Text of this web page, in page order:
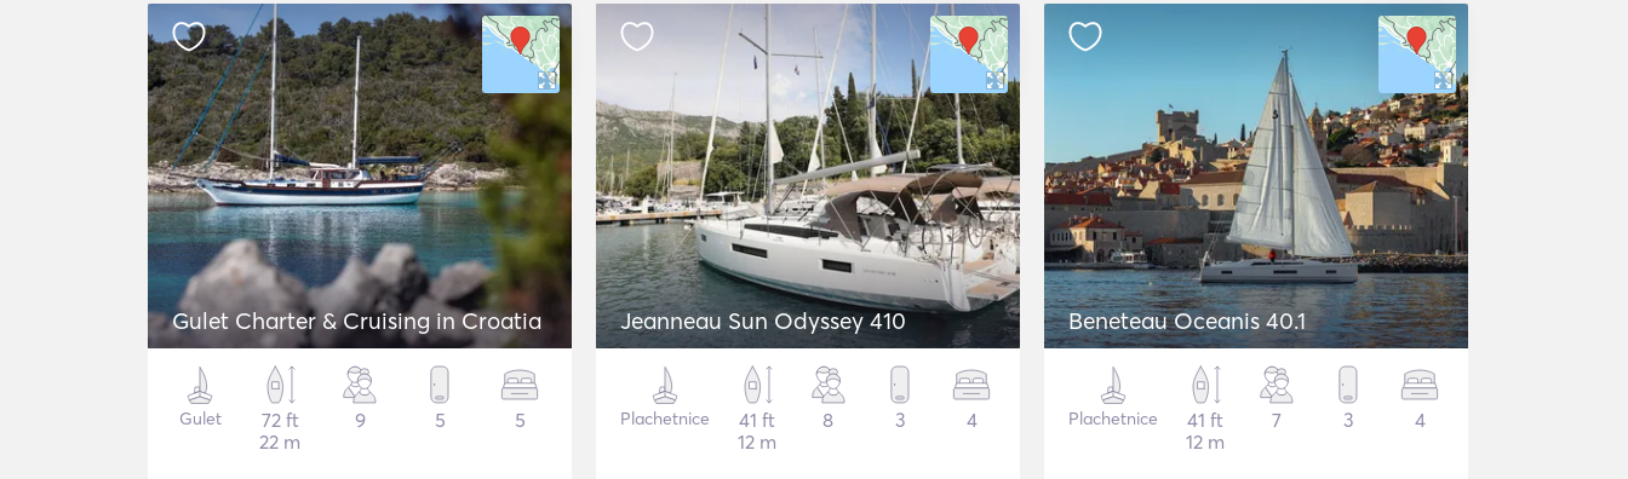
Gulet Charter & Cruising in Croatia
Gulet
72 ft
22 m
9 5 5
Jeanneau Sun Odyssey 410
Plachetnice
41 ft
12 m
8 3 4
Beneteau Oceanis 40.1
Plachetnice
41 ft
12 m
7 3 4